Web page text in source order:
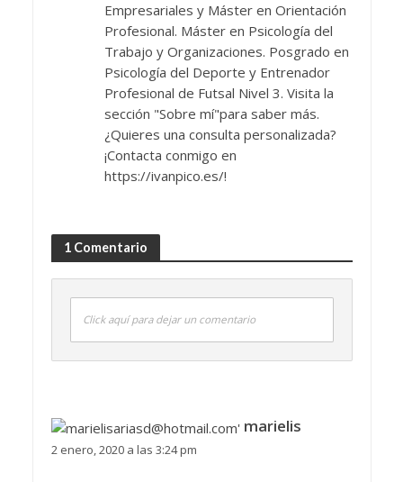
Empresariales y Máster en Orientación
Profesional. Máster en Psicología del
Trabajo y Organizaciones. Posgrado en
Psicología del Deporte y Entrenador
Profesional de Futsal Nivel 3. Visita la
sección "Sobre mí"para saber más.
¿Quieres una consulta personalizada?
¡Contacta conmigo en
https://ivanpico.es/!
1 Comentario
Click aquí para dejar un comentario
marielis
2 enero, 2020 a las 3:24 pm